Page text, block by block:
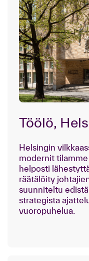
Töölö,
Helsingin
modernit
helposti
räätälöity
suunniteltu
strategista
vuoropuhelua.